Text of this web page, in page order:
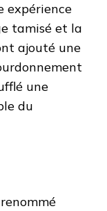
expérience
tamisé et la
ajouté une
une
du